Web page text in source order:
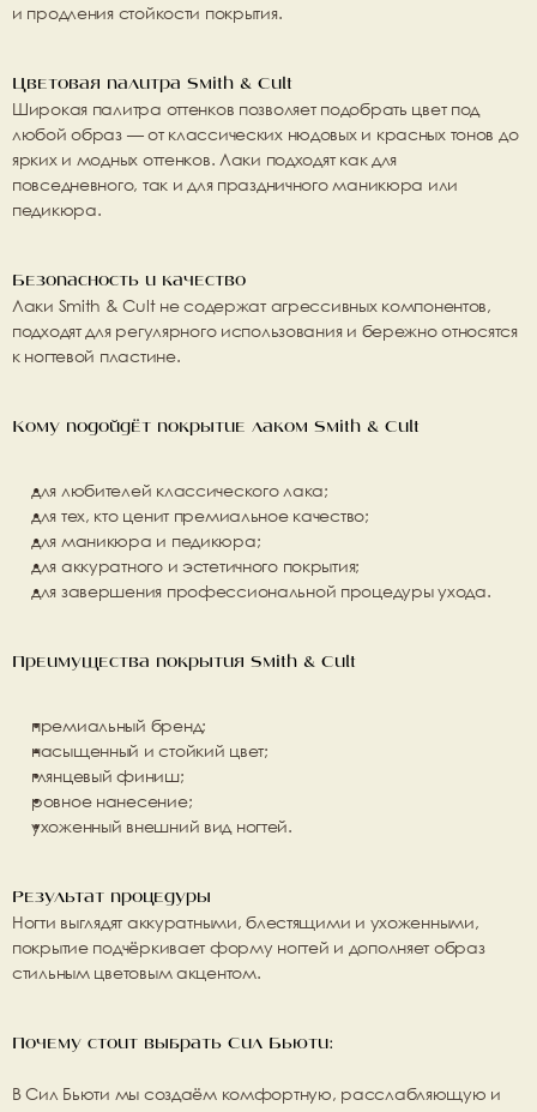
и продления стойкости покрытия.
Цветовая палитра Smith & Cult
Широкая палитра оттенков позволяет подобрать цвет под
любой образ — от классических нюдовых и красных тонов до
ярких и модных оттенков. Лаки подходят как для
повседневного, так и для праздничного маникюра или
педикюра.
Безопасность и качество
Лаки Smith & Cult не содержат агрессивных компонентов,
подходят для регулярного использования и бережно относятся
к ногтевой пластине.
Кому подойдёт покрытие лаком Smith & Cult
для любителей классического лака;
для тех, кто ценит премиальное качество;
для маникюра и педикюра;
для аккуратного и эстетичного покрытия;
для завершения профессиональной процедуры ухода.
Преимущества покрытия Smith & Cult
премиальный бренд;
насыщенный и стойкий цвет;
глянцевый финиш;
ровное нанесение;
ухоженный внешний вид ногтей.
Результат процедуры
Ногти выглядят аккуратными, блестящими и ухоженными,
покрытие подчёркивает форму ногтей и дополняет образ
стильным цветовым акцентом.
Почему стоит выбрать Сил Бьюти:
В Сил Бьюти мы создаём комфортную, расслабляющую и